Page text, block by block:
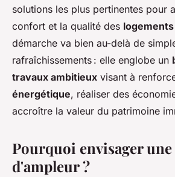
solutions les plus pertinentes pour
confort et la qualité des
démarche va bien au-delà de
rafraîchissements : elle englobe un
travaux ambitieux visant à
énergétique, réaliser des
accroître la valeur du patrimoine
Pourquoi envisager
d'ampleur ?